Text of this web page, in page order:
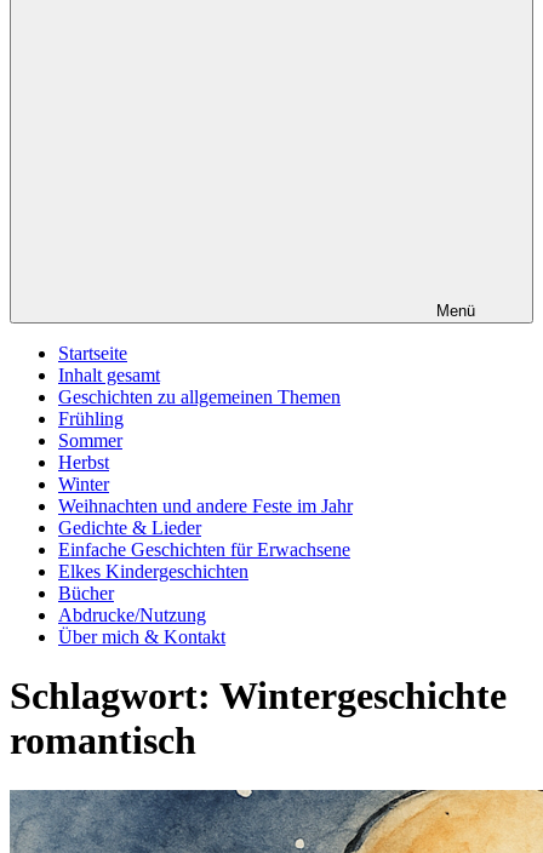
Menü
Startseite
Inhalt gesamt
Geschichten zu allgemeinen Themen
Frühling
Sommer
Herbst
Winter
Weihnachten und andere Feste im Jahr
Gedichte & Lieder
Einfache Geschichten für Erwachsene
Elkes Kindergeschichten
Bücher
Abdrucke/Nutzung
Über mich & Kontakt
Schlagwort: Wintergeschichte
romantisch